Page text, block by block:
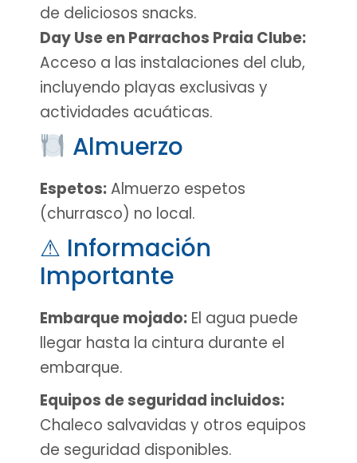
de deliciosos snacks.
Day Use en Parrachos Praia Clube:
Acceso a las instalaciones del club,
incluyendo playas exclusivas y
actividades acuáticas.
Almuerzo
Espetos:Almuerzo espetos
(churrasco) no local.
⚠ Información
Importante
Embarque mojado: El agua puede
llegar hasta la cintura durante el
embarque.
Equipos de seguridad incluidos:
Chaleco salvavidas y otros equipos
de seguridad disponibles.